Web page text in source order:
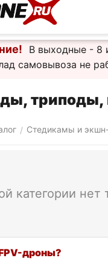
В выходные - 8
самовывоза не
триподы,
/ Стедикамы и
дроны?
категории нет
Корзина